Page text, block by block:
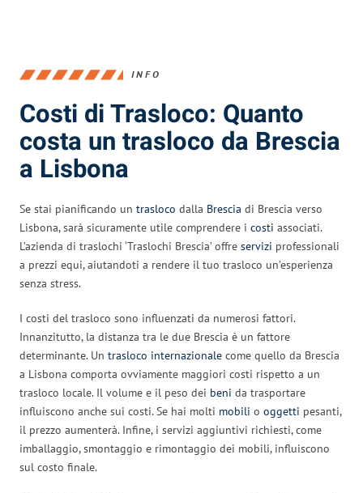
INFO
Costi di Trasloco: Quanto
costa un trasloco da Brescia
a Lisbona
Se stai pianificando un trasloco dalla Brescia di Brescia verso
Lisbona, sarà sicuramente utile comprendere i costi associati.
L’azienda di traslochi ‘Traslochi Brescia’ offre servizi professionali
a prezzi equi, aiutandoti a rendere il tuo trasloco un’esperienza
senza stress.
I costi del trasloco sono influenzati da numerosi fattori.
Innanzitutto, la distanza tra le due Brescia è un fattore
determinante. Un trasloco internazionale come quello da Brescia
a Lisbona comporta ovviamente maggiori costi rispetto a un
trasloco locale. Il volume e il peso dei beni da trasportare
influiscono anche sui costi. Se hai molti mobili o oggetti pesanti,
il prezzo aumenterà. Infine, i servizi aggiuntivi richiesti, come
imballaggio, smontaggio e rimontaggio dei mobili, influiscono
sul costo finale.